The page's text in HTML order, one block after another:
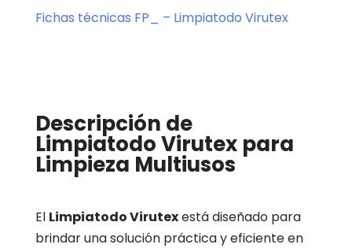
Fichas técnicas FP_ – Limpiatodo Virutex
Descripción de
Limpiatodo Virutex para
Limpieza Multiusos
El Limpiatodo Virutexestá diseñado para
brindar una solución práctica y eficiente en